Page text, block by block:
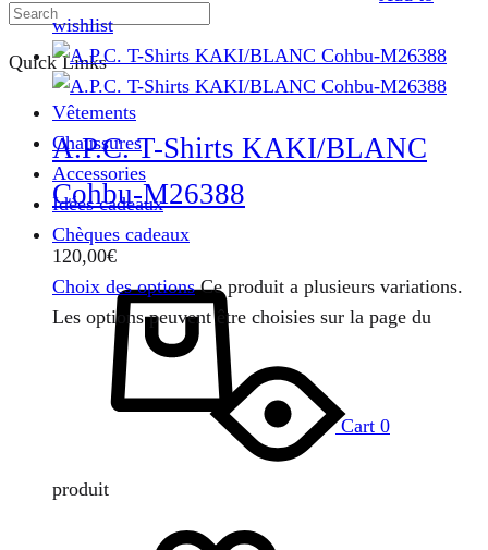
Quick Links
Vêtements
Chaussures
Accessories
Idées cadeaux
Chèques cadeaux
Cart 0
wishlist
A.P.C. T-Shirts KAKI/BLANC
Cohbu-M26388
120,00€
Choix des options Ce produit a plusieurs variations.
Les options peuvent être choisies sur la page du
produit